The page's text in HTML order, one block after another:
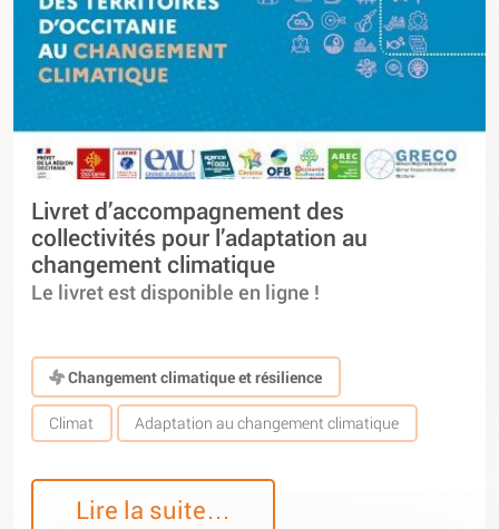
Livret d’accompagnement des
collectivités pour l’adaptation au
changement climatique
Le livret est disponible en ligne !
Changement climatique et résilience
Climat Adaptation au changement climatique
Lire la suite…